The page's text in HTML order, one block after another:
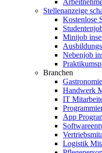
Stellenanzeige
Kostenlose
Minijob
Nebenjob
Branchen
Handwerk
IT
App
Logistik